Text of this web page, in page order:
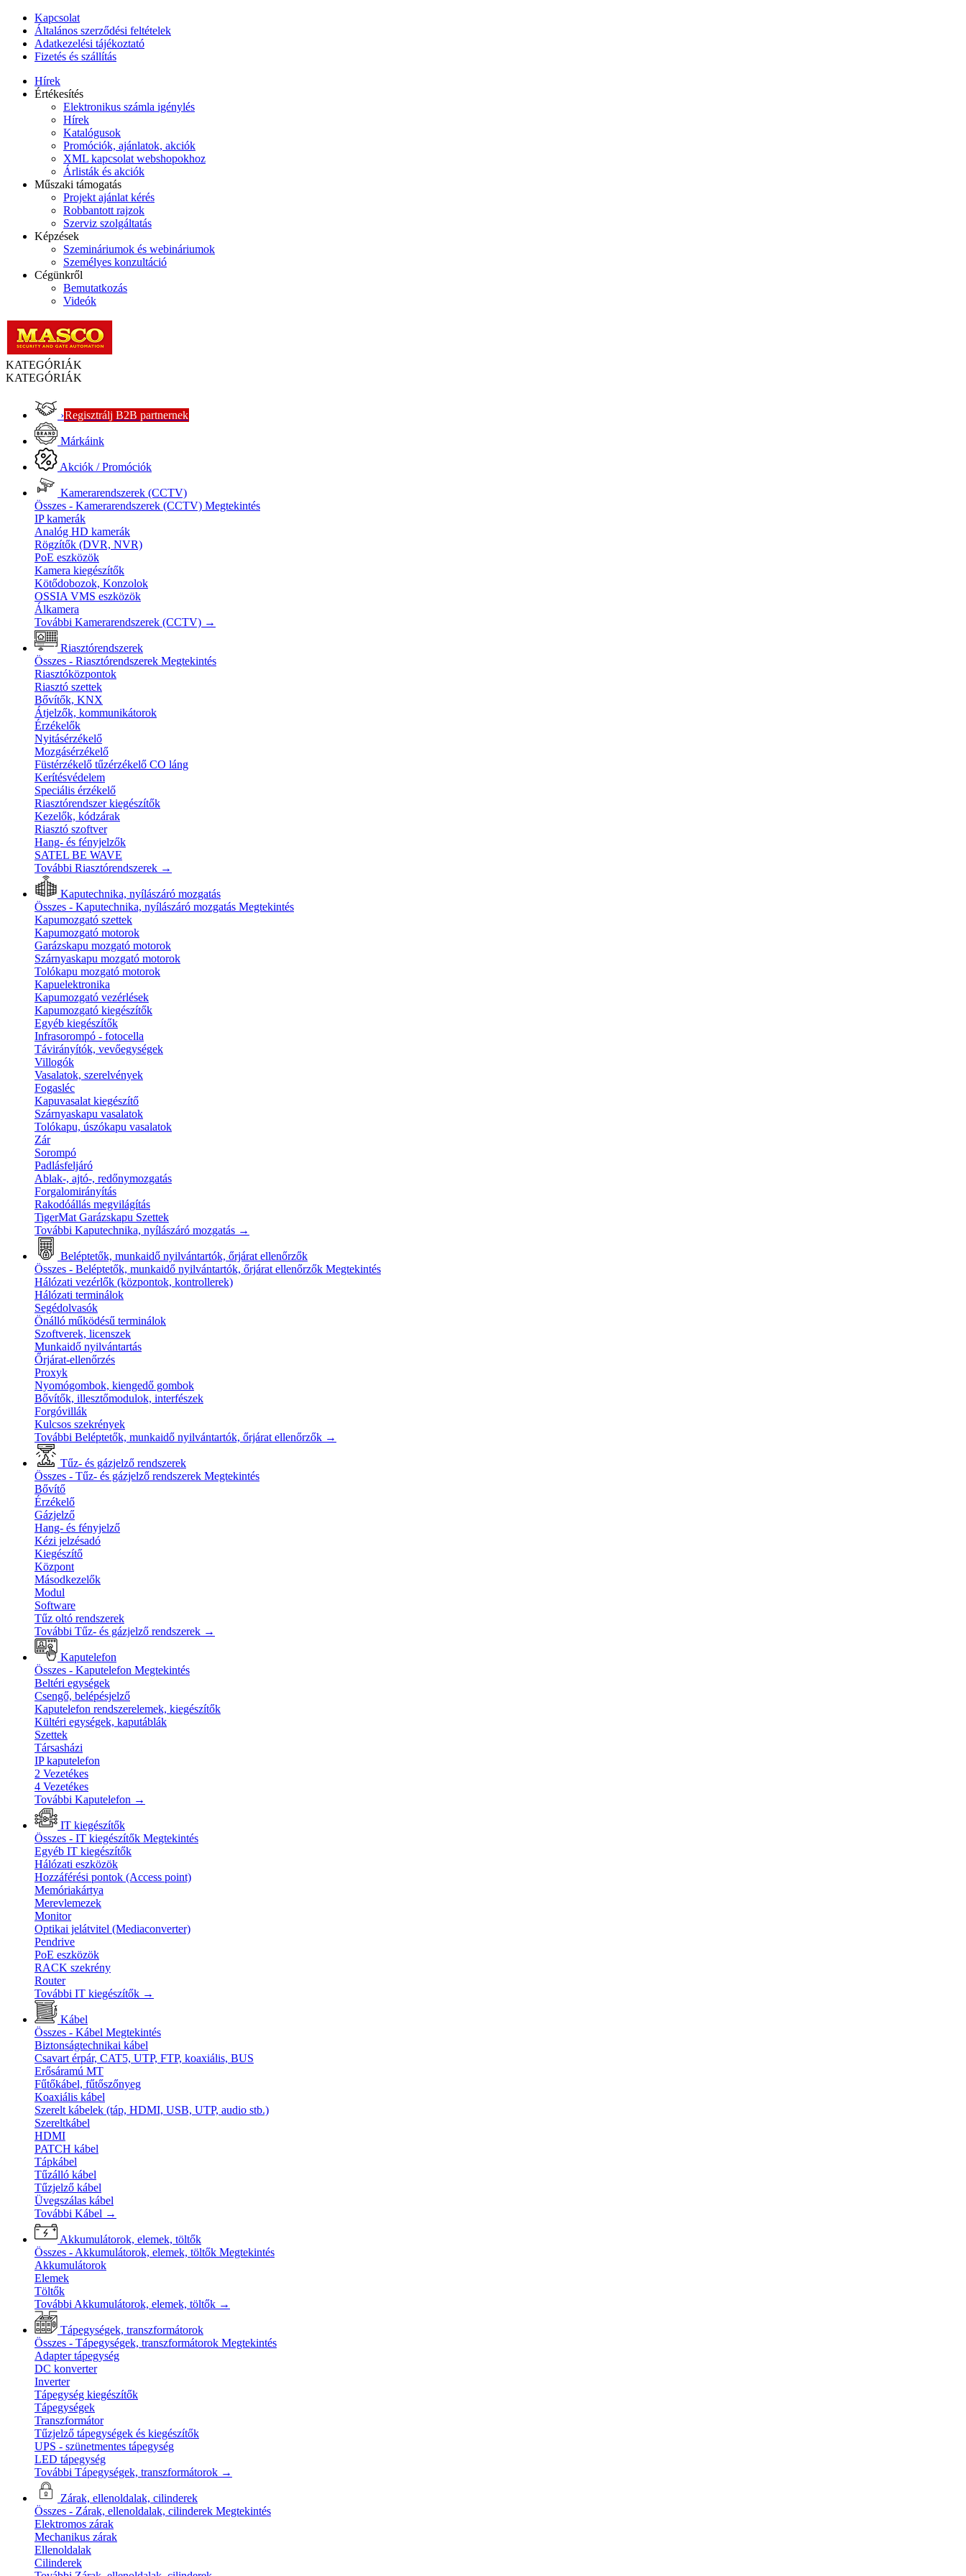
Kapcsolat
Általános szerződési feltételek
Adatkezelési tájékoztató
Fizetés és szállítás
Hírek
Értékesítés
Elektronikus számla igénylés
Hírek
Katalógusok
Promóciók, ajánlatok, akciók
XML kapcsolat webshopokhoz
Árlisták és akciók
Műszaki támogatás
Projekt ajánlat kérés
Robbantott rajzok
Szerviz szolgáltatás
Képzések
Szemináriumok és webináriumok
Személyes konzultáció
Cégünkről
Bemutatkozás
Videók
KATEGÓRIÁK
KATEGÓRIÁK
›Regisztrálj B2B partnernek
Márkáink
Akciók / Promóciók
Kamerarendszerek (CCTV)
Összes - Kamerarendszerek (CCTV) Megtekintés
IP kamerák
Analóg HD kamerák
Rögzítők (DVR, NVR)
PoE eszközök
Kamera kiegészítők
Kötődobozok, Konzolok
OSSIA VMS eszközök
Álkamera
További Kamerarendszerek (CCTV) →
Riasztórendszerek
Összes - Riasztórendszerek Megtekintés
Riasztóközpontok
Riasztó szettek
Bővítők, KNX
Átjelzők, kommunikátorok
Érzékelők
Nyitásérzékelő
Mozgásérzékelő
Füstérzékelő tűzérzékelő CO láng
Kerítésvédelem
Speciális érzékelő
Riasztórendszer kiegészítők
Kezelők, kódzárak
Riasztó szoftver
Hang- és fényjelzők
SATEL BE WAVE
További Riasztórendszerek →
Kaputechnika, nyílászáró mozgatás
Összes - Kaputechnika, nyílászáró mozgatás Megtekintés
Kapumozgató szettek
Kapumozgató motorok
Garázskapu mozgató motorok
Szárnyaskapu mozgató motorok
Tolókapu mozgató motorok
Kapuelektronika
Kapumozgató vezérlések
Kapumozgató kiegészítők
Egyéb kiegészítők
Infrasorompó - fotocella
Távirányítók, vevőegységek
Villogók
Vasalatok, szerelvények
Fogasléc
Kapuvasalat kiegészítő
Szárnyaskapu vasalatok
Tolókapu, úszókapu vasalatok
Zár
Sorompó
Padlásfeljáró
Ablak-, ajtó-, redőnymozgatás
Forgalomirányítás
Rakodóállás megvilágítás
TigerMat Garázskapu Szettek
További Kaputechnika, nyílászáró mozgatás →
Beléptetők, munkaidő nyilvántartók, őrjárat ellenőrzők
Összes - Beléptetők, munkaidő nyilvántartók, őrjárat ellenőrzők Megtekintés
Hálózati vezérlők (központok, kontrollerek)
Hálózati terminálok
Segédolvasók
Önálló működésű terminálok
Szoftverek, licenszek
Munkaidő nyilvántartás
Őrjárat-ellenőrzés
Proxyk
Nyomógombok, kiengedő gombok
Bővítők, illesztőmodulok, interfészek
Forgóvillák
Kulcsos szekrények
További Beléptetők, munkaidő nyilvántartók, őrjárat ellenőrzők →
Tűz- és gázjelző rendszerek
Összes - Tűz- és gázjelző rendszerek Megtekintés
Bővítő
Érzékelő
Gázjelző
Hang- és fényjelző
Kézi jelzésadó
Kiegészítő
Központ
Másodkezelők
Modul
Software
Tűz oltó rendszerek
További Tűz- és gázjelző rendszerek →
Kaputelefon
Összes - Kaputelefon Megtekintés
Beltéri egységek
Csengő, belépésjelző
Kaputelefon rendszerelemek, kiegészítők
Kültéri egységek, kaputáblák
Szettek
Társasházi
IP kaputelefon
2 Vezetékes
4 Vezetékes
További Kaputelefon →
IT kiegészítők
Összes - IT kiegészítők Megtekintés
Egyéb IT kiegészítők
Hálózati eszközök
Hozzáférési pontok (Access point)
Memóriakártya
Merevlemezek
Monitor
Optikai jelátvitel (Mediaconverter)
Pendrive
PoE eszközök
RACK szekrény
Router
További IT kiegészítők →
Kábel
Összes - Kábel Megtekintés
Biztonságtechnikai kábel
Csavart érpár, CAT5, UTP, FTP, koaxiális, BUS
Erősáramú MT
Fűtőkábel, fűtőszőnyeg
Koaxiális kábel
Szerelt kábelek (táp, HDMI, USB, UTP, audio stb.)
Szereltkábel
HDMI
PATCH kábel
Tápkábel
Tűzálló kábel
Tűzjelző kábel
Üvegszálas kábel
További Kábel →
Akkumulátorok, elemek, töltők
Összes - Akkumulátorok, elemek, töltők Megtekintés
Akkumulátorok
Elemek
Töltők
További Akkumulátorok, elemek, töltők →
Tápegységek, transzformátorok
Összes - Tápegységek, transzformátorok Megtekintés
Adapter tápegység
DC konverter
Inverter
Tápegység kiegészítők
Tápegységek
Transzformátor
Tűzjelző tápegységek és kiegészítők
UPS - szünetmentes tápegység
LED tápegység
További Tápegységek, transzformátorok →
Zárak, ellenoldalak, cilinderek
Összes - Zárak, ellenoldalak, cilinderek Megtekintés
Elektromos zárak
Mechanikus zárak
Ellenoldalak
Cilinderek